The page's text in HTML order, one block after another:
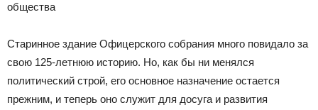
общества
Старинное здание Офицерского собрания много повидало за
свою 125-летнюю историю. Но, как бы ни менялся
политический строй, его основное назначение остается
прежним, и теперь оно служит для досуга и развития